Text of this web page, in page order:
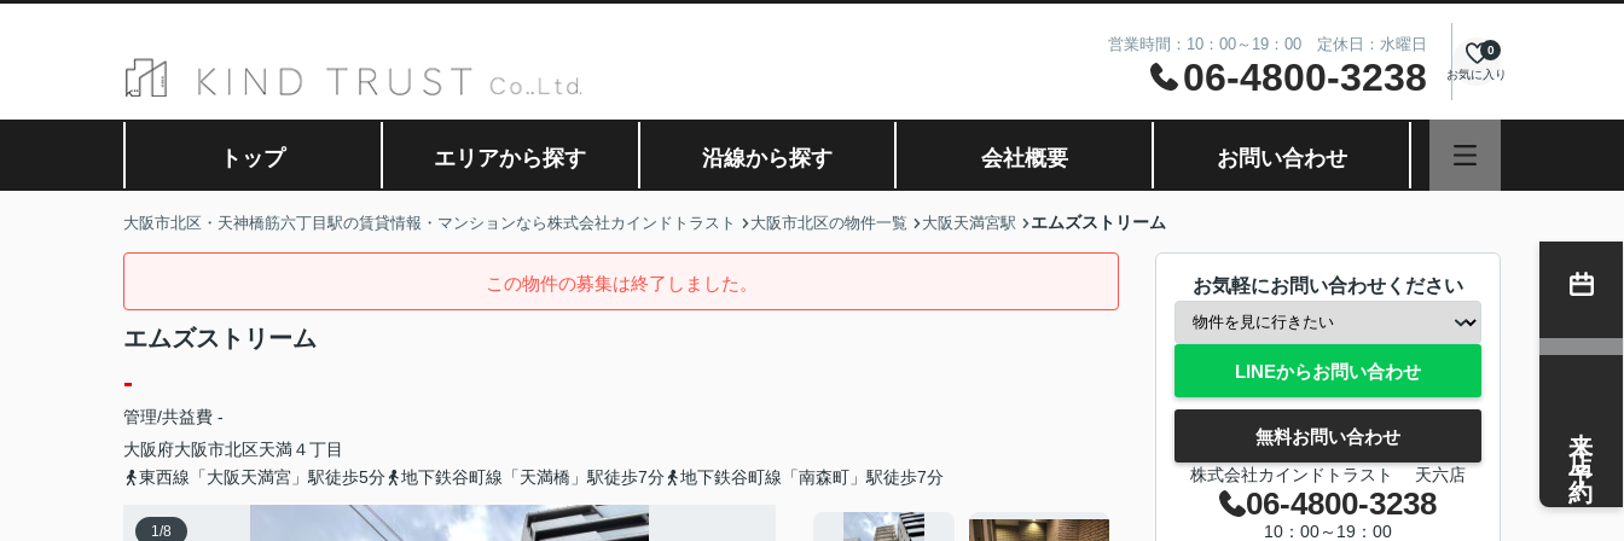
営業時間：10：00～19：00 定休日：水曜日
06-4800-3238 お気に入り
0
トップ エリアから探す 沿線から探す 会社概要 お問い合わせ
大阪市北区・天神橋筋六丁目駅の賃貸情報・マンションなら株式会社カインドトラスト 大阪市北区の物件一覧 大阪天満宮駅 エムズストリーム
この物件の募集は終了しました。
エムズストリーム
-
管理/共益費 -
大阪府大阪市北区天満４丁目
東西線「大阪天満宮」駅徒歩5分
地下鉄谷町線「天満橋」駅徒歩7分 地下鉄谷町線「南森町」駅徒歩7分
1/8
お気軽にお問い合わせください
LINEからお問い合わせ
無料お問い合わせ
株式会社カインドトラスト 天六店
06-4800-3238
10：00～19：00
来店予約